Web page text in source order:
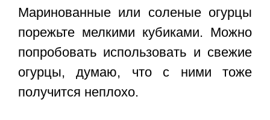
Маринованные или соленые огурцы
порежьте мелкими кубиками. Можно
попробовать использовать и свежие
огурцы, думаю, что с ними тоже
получится неплохо.